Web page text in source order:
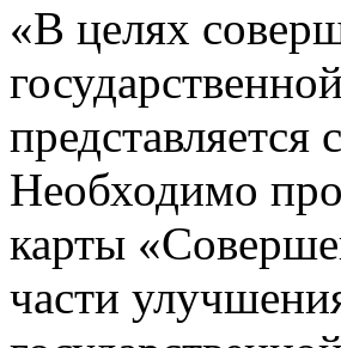
«В целях
Необходимо
карты
части